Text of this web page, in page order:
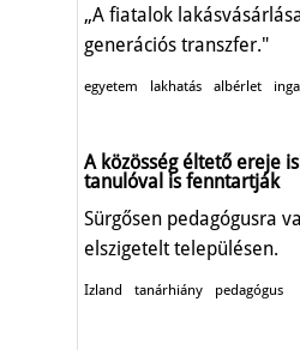
„A fiatalok
generációs transzfer."
egyetem lakhatás albérlet
A közösség éltető ereje
tanulóval is fenntartják
Sürgősen pedagógusra
elszigetelt településen.
Izland tanárhiány pedagógus